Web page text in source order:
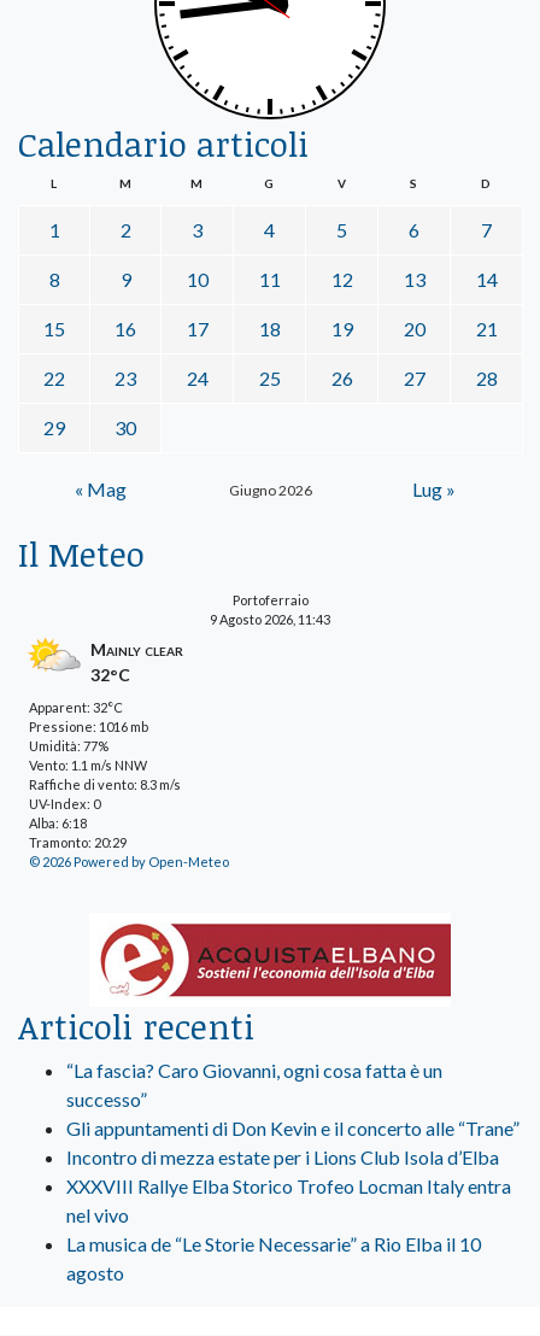
Calendario articoli
Giugno 2026
L M M G V S D
1 2 3 4 5 6 7
8 9 10 11 12 13 14
15 16 17 18 19 20 21
22 23 24 25 26 27 28
29 30
« Mag Lug »
Il Meteo
Portoferraio
9 Agosto 2026, 11:43
Mainly clear
32°C
Apparent: 32°C
Pressione: 1016 mb
Umidità: 77%
Vento: 1.1 m/s NNW
Raffiche di vento: 8.3 m/s
UV-Index: 0
Alba: 6:18
Tramonto: 20:29
© 2026 Powered by Open-Meteo
Articoli recenti
“La fascia? Caro Giovanni, ogni cosa fatta è un
successo”
Gli appuntamenti di Don Kevin e il concerto alle “Trane”
Incontro di mezza estate per i Lions Club Isola d’Elba
XXXVIII Rallye Elba Storico Trofeo Locman Italy entra
nel vivo
La musica de “Le Storie Necessarie” a Rio Elba il 10
agosto